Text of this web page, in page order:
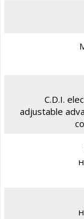
C.D.I.
adjustable